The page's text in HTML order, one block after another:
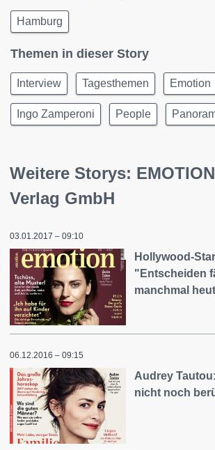
Hamburg
Themen in dieser Story
Interview Tagesthemen Emotion
Ingo Zamperoni People
Weitere Storys: EMOTION
Verlag GmbH
03.01.2017 – 09:10
Hollywood-
"Entscheiden
manchmal
06.12.2016 – 09:15
Audrey
nicht noch